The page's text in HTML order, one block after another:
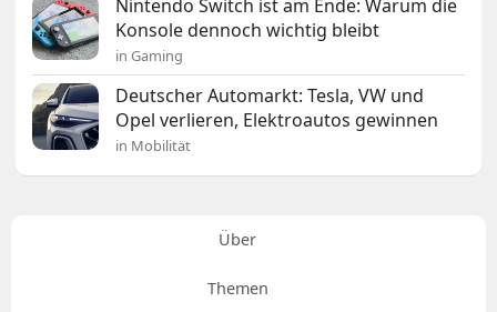
Nintendo Switch ist am Ende: Warum die
Konsole dennoch wichtig bleibt
in Gaming
Deutscher Automarkt: Tesla, VW und
Opel verlieren, Elektroautos gewinnen
in Mobilität
Über
Themen